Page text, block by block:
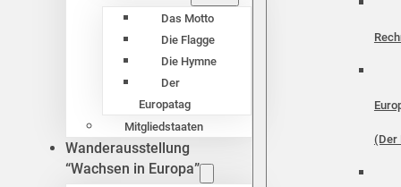
Das Motto
Die Flagge
Die Hymne
Der
Europatag
Mitgliedstaaten
Wanderausstellung
“Wachsen in Europa”
(Der